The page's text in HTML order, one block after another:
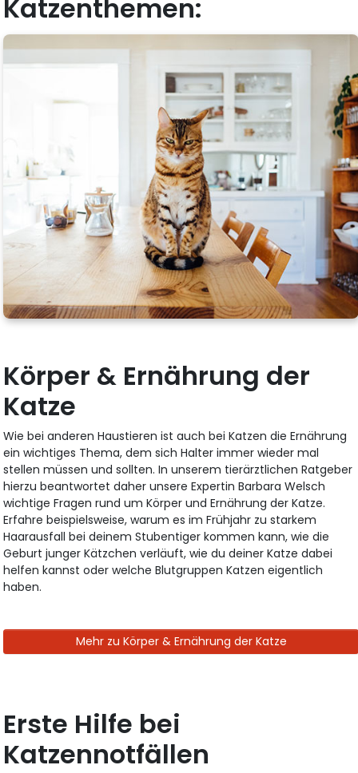
Katzenthemen:
Körper & Ernährung der
Katze
Wie bei anderen Haustieren ist auch bei Katzen die Ernährung
ein wichtiges Thema, dem sich Halter immer wieder mal
stellen müssen und sollten. In unserem tierärztlichen Ratgeber
hierzu beantwortet daher unsere Expertin Barbara Welsch
wichtige Fragen rund um Körper und Ernährung der Katze.
Erfahre beispielsweise, warum es im Frühjahr zu starkem
Haarausfall bei deinem Stubentiger kommen kann, wie die
Geburt junger Kätzchen verläuft, wie du deiner Katze dabei
helfen kannst oder welche Blutgruppen Katzen eigentlich
haben.
Mehr zu Körper & Ernährung der Katze
Erste Hilfe bei
Katzennotfällen